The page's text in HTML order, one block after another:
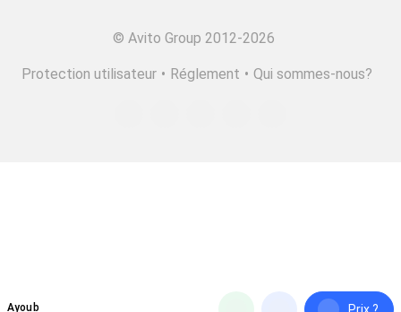
Ayoub
© Avito Group 2012-2026
Protection utilisateur • Réglement • Qui sommes-nous?